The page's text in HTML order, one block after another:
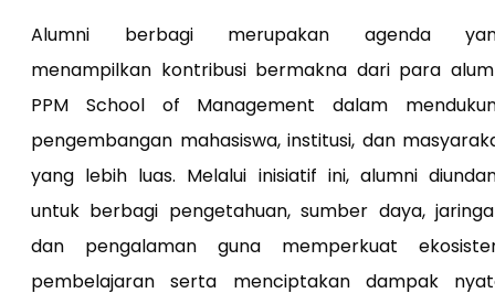
Alumni berbagi merupakan agenda
menampilkan kontribusi bermakna dari para
PPM School of Management dalam
pengembangan mahasiswa, institusi, dan
yang lebih luas. Melalui inisiatif ini, alumni
untuk berbagi pengetahuan, sumber daya,
dan pengalaman guna memperkuat
pembelajaran serta menciptakan dampak